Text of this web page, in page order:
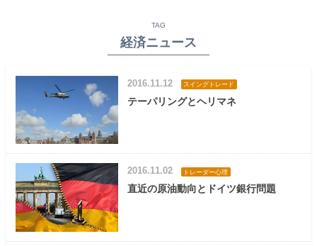
TAG
経済ニュース
2016.11.12 スイングトレード
テーパリングとヘリマネ
2016.11.02 トレーダー心理
直近の原油動向とドイツ銀行問題